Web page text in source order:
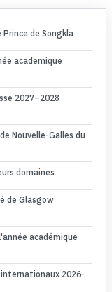
de Songkla
academique
2027–2028
Nouvelle-Galles du
domaines
de Glasgow
académique
2026-